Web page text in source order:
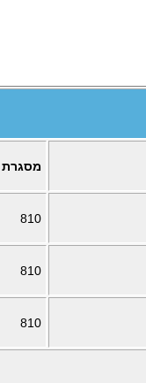
מסגרת
810
810
810